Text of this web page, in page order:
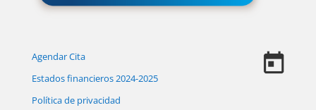
Agendar Cita
Estados financieros 2024-2025
Política de privacidad